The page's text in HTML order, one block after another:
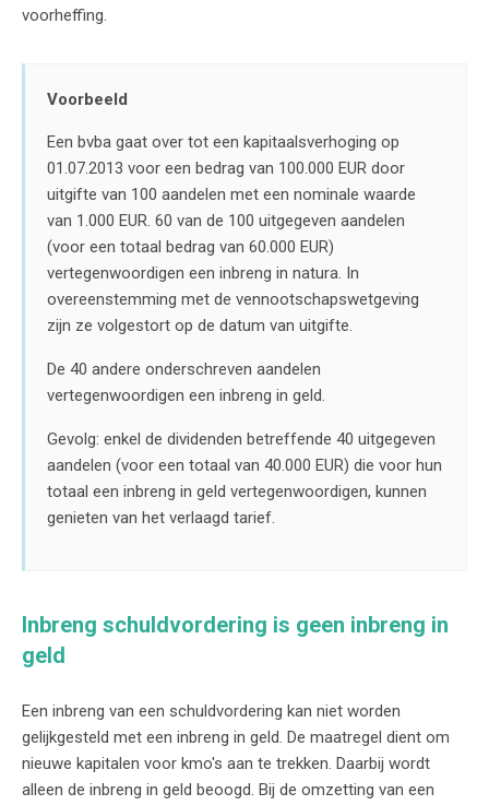
voorheffing.
Voorbeeld
Een bvba gaat over tot een kapitaalsverhoging op
01.07.2013 voor een bedrag van 100.000 EUR door
uitgifte van 100 aandelen met een nominale waarde
van 1.000 EUR. 60 van de 100 uitgegeven aandelen
(voor een totaal bedrag van 60.000 EUR)
vertegenwoordigen een inbreng in natura. In
overeenstemming met de vennootschapswetgeving
zijn ze volgestort op de datum van uitgifte.
De 40 andere onderschreven aandelen
vertegenwoordigen een inbreng in geld.
Gevolg: enkel de dividenden betreffende 40 uitgegeven
aandelen (voor een totaal van 40.000 EUR) die voor hun
totaal een inbreng in geld vertegenwoordigen, kunnen
genieten van het verlaagd tarief.
Inbreng schuldvordering is geen inbreng in
geld
Een inbreng van een schuldvordering kan niet worden
gelijkgesteld met een inbreng in geld. De maatregel dient om
nieuwe kapitalen voor kmo's aan te trekken. Daarbij wordt
alleen de inbreng in geld beoogd. Bij de omzetting van een